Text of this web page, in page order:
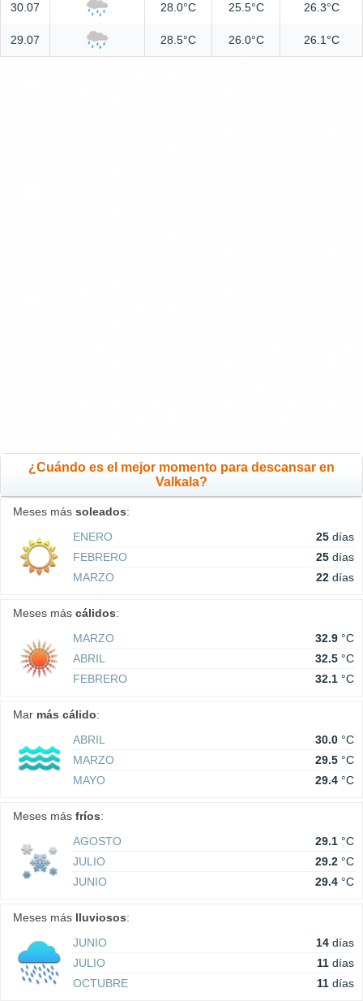
30.07 28.0°C 25.5°C 26.3°C
29.07 28.5°C 26.0°C 26.1°C
¿Cuándo es el mejor momento para descansar en
Valkala?
Meses más soleados:
ENERO
25 días
FEBRERO
25 días
MARZO
22 días
Meses más cálidos:
MARZO
32.9 °C
ABRIL
32.5 °C
FEBRERO
32.1 °C
Mar más cálido:
ABRIL
30.0 °C
MARZO
29.5 °C
MAYO
29.4 °C
Meses más fríos:
AGOSTO
29.1 °C
JULIO
29.2 °C
JUNIO
29.4 °C
Meses más lluviosos:
JUNIO
14 días
JULIO
11 días
OCTUBRE
11 días